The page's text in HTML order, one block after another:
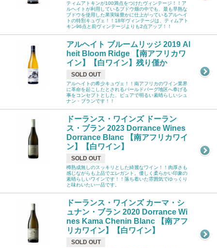
ティムアトキンが100満点をつけたヴィンテージ！！ア
ルヘイトが利用しているブドウ畑の中でも、最も早熟な
ブドウを使用した果実味豊かに仕上がっているアルヘイ
トの特別キュヴェ！！18年ヴィンテージは、ティムアト
キン96点と前ヴィンテージよりも2点アップ！！
アルヘイト ブルームリッジ 2019 Al
heit Bloom Ridge 【南アフリカワ
イン】【白ワイン】残り僅か
SOLD OUT
アルヘイトの希少キュヴェ！！南アフリカのワイン業界
に革命を起こしたとされるパールドバーグ地区へ奉げる
事をコンセプトとした、ピュアで明るい素晴らしいシュ
ナン・ブランです！！
ドーランス・ワインズ ドーラン
ス・ブラン 2023 Dorrance Wines
Dorrance Blanc 【南アフリカワイ
ン】【白ワイン】
SOLD OUT
樽熟成無しのスッキリとした綺麗なワイン！！肉厚さも
感じながらも上品でエレガント。優しく柔らかい印象の
素晴らしいワインです！！落ち着いた雰囲気でゆっくり
と味わいたい一品です。
ドーランス・ワインズ カーマ・シ
ュナン・ブラン 2020 Dorrance Wi
nes Kama Chenin Blanc 【南アフ
リカワイン】【白ワイン】
SOLD OUT